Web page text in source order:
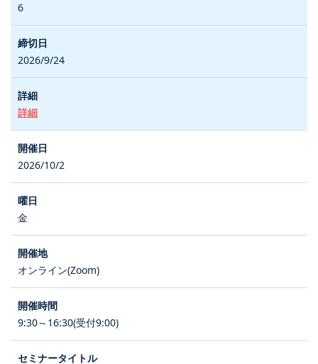
6
2026/9/24
詳細
2026/10/2
金
オンライン(Zoom)
9:30～16:30(受付9:00)